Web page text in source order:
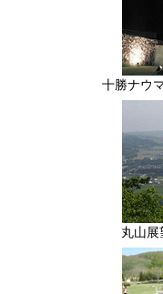
十勝ナウ
丸山